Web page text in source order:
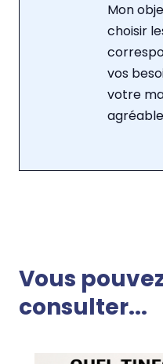
Mon
choisir
vos
votre
Vous
consulter...